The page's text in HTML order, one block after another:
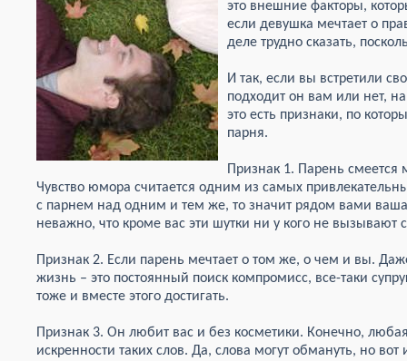
это внешние факторы,
если девушка мечтает о
деле трудно сказать,
И так, если вы встретили
подходит он вам или нет,
это есть признаки, по
парня.
Признак 1. Парень
Чувство юмора считается одним из самых
с парнем над одним и тем же, то значит рядом вами
неважно, что кроме вас эти шутки ни у кого не вызывают
Признак 2. Если парень мечтает о том же, о чем и вы.
жизнь – это постоянный поиск компромисс, все-таки
тоже и вместе этого достигать.
Признак 3. Он любит вас и без косметики. Конечно,
искренности таких слов. Да, слова могут обмануть, но